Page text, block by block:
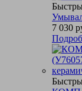
7 030